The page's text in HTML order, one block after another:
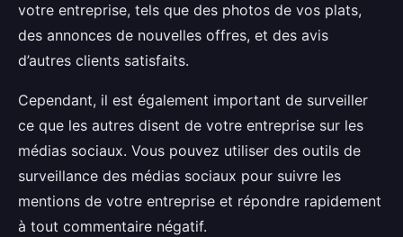
votre entreprise, tels que des photos de vos plats,
des annonces de nouvelles offres, et des avis
d’autres clients satisfaits.
Cependant, il est également important de surveiller
ce que les autres disent de votre entreprise sur les
médias sociaux. Vous pouvez utiliser des outils de
surveillance des médias sociaux pour suivre les
mentions de votre entreprise et répondre rapidement
à tout commentaire négatif.